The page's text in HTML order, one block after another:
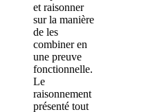
et raisonner
sur la manière
de les
combiner en
une preuve
fonctionnelle.
Le
raisonnement
présenté tout